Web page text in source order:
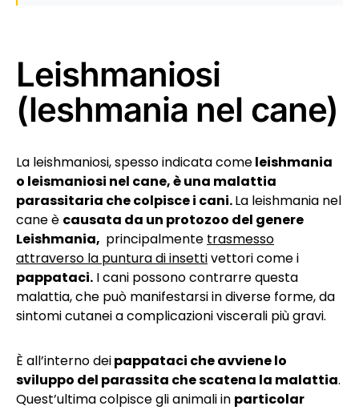
Leishmaniosi
(leshmania nel cane)
La leishmaniosi, spesso indicata comeleishmania
o leismaniosi nel cane, è una malattia
parassitaria che colpisce i cani.La leishmania nel
cane è causata da un protozoo del genere
Leishmania, principalmente trasmesso
attraverso la puntura di insettivettori come i
pappataci. I cani possono contrarre questa
malattia, che può manifestarsi in diverse forme, da
sintomi cutanei a complicazioni viscerali più gravi.
È all’interno deipappataci che avviene lo
sviluppo del parassita che scatena la malattia.
Quest’ultima colpisce gli animali in particolar